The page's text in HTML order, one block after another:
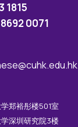
1815
0071
郑裕彤楼501室
深圳研究院3楼